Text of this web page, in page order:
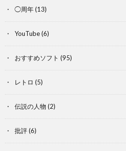
◯周年(13)
YouTube(6)
おすすめソフト (95)
レトロ (5)
伝説の人物 (2)
批評(6)